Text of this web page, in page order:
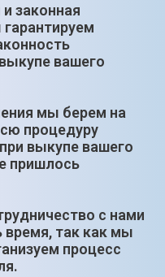
законная
вашего
мы берем на
процедуру
выкупе вашего
пришлось
с нами
время, так как мы
процесс